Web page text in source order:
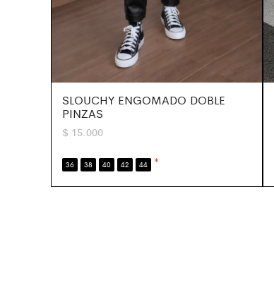
SLOUCHY ENGOMADO DOBLE
PINZAS
$ 15.000
36 38 40 42 44 *